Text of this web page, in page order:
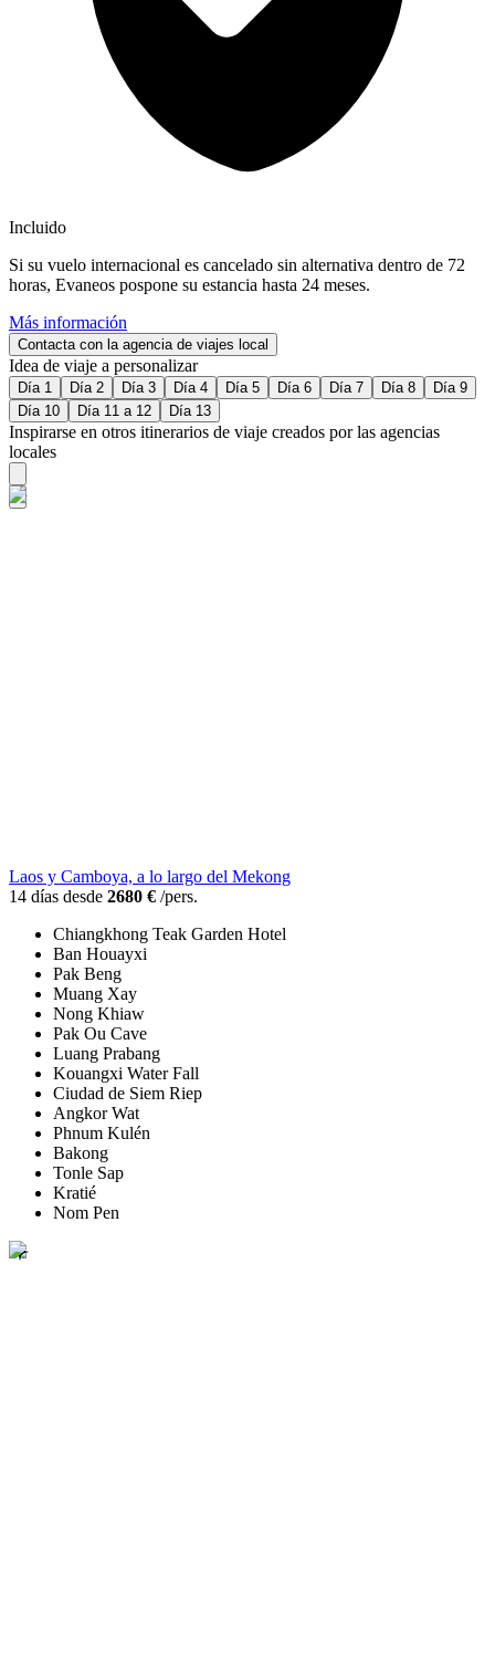
Incluido
Si su vuelo internacional es cancelado sin alternativa dentro de 72
horas, Evaneos pospone su estancia hasta 24 meses.
Más información
Contacta con la agencia de viajes local
Idea de viaje a personalizar
Día 1 Día 2 Día 3 Día 4 Día 5 Día 6 Día 7 Día 8
Día 9
Día 10
Día 11 a 12 Día 13
Inspirarse en otros itinerarios de viaje creados por las agencias
locales
Laos y Camboya, a lo largo del Mekong
14 días desde 2680 € /pers.
Chiangkhong Teak Garden Hotel
Ban Houayxi
Pak Beng
Muang Xay
Nong Khiaw
Pak Ou Cave
Luang Prabang
Kouangxi Water Fall
Ciudad de Siem Riep
Angkor Wat
Phnum Kulén
Bakong
Tonle Sap
Kratié
Nom Pen